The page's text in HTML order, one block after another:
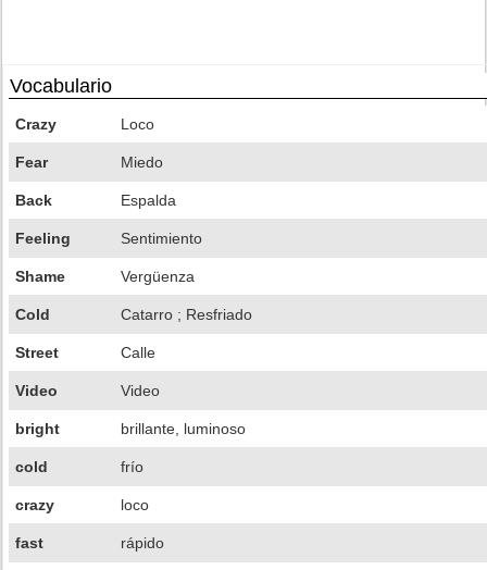
Vocabulario
Crazy Loco
Fear Miedo
Back Espalda
Feeling Sentimiento
Shame Vergüenza
Cold Catarro ; Resfriado
Street Calle
Video Video
bright brillante, luminoso
cold frío
crazy loco
fast rápido